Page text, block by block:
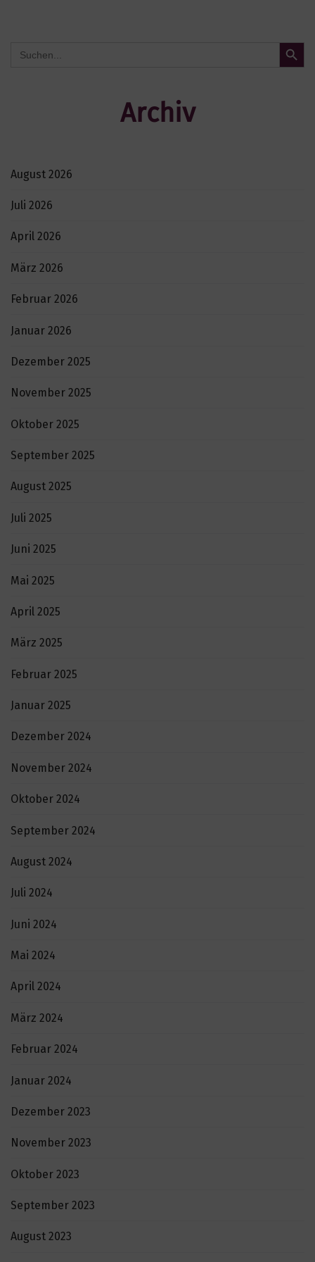
for:
Search Button
Archiv
August 2026
Juli 2026
April 2026
März 2026
Februar 2026
Januar 2026
Dezember 2025
November 2025
Oktober 2025
September 2025
August 2025
Juli 2025
Juni 2025
Mai 2025
April 2025
März 2025
Februar 2025
Januar 2025
Dezember 2024
November 2024
Oktober 2024
September 2024
August 2024
Juli 2024
Juni 2024
Mai 2024
April 2024
März 2024
Februar 2024
Januar 2024
Dezember 2023
November 2023
Oktober 2023
September 2023
August 2023